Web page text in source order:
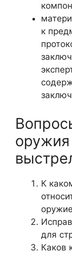
к
оружия
К
для
Каков